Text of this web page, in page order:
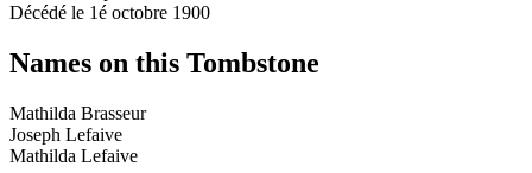
Décédé le 1é octobre 1900
Names on this Tombstone
Mathilda Brasseur
Joseph Lefaive
Mathilda Lefaive